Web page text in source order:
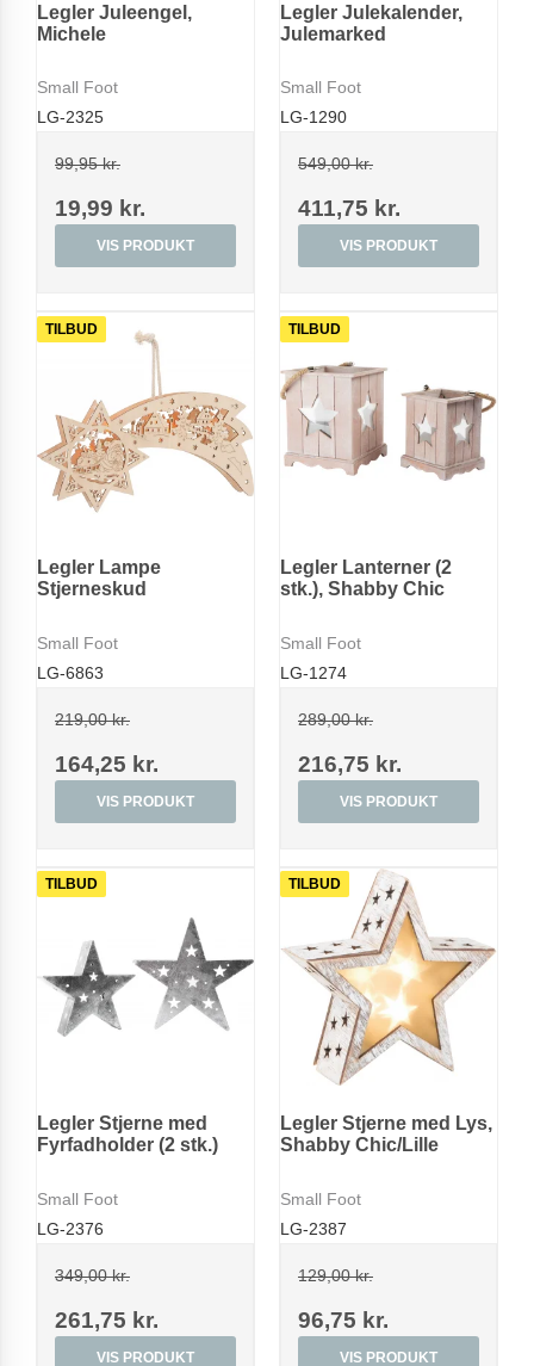
Legler Juleengel,
Michele
Small Foot
LG-2325
99,95 kr.
19,99 kr.
VIS PRODUKT
Legler Julekalender,
Julemarked
Small Foot
LG-1290
549,00 kr.
411,75 kr.
VIS PRODUKT
TILBUD
Legler Lampe
Stjerneskud
Small Foot
LG-6863
219,00 kr.
164,25 kr.
VIS PRODUKT
TILBUD
Legler Lanterner (2
stk.), Shabby Chic
Small Foot
LG-1274
289,00 kr.
216,75 kr.
VIS PRODUKT
TILBUD
Legler Stjerne med
Fyrfadholder (2 stk.)
Small Foot
LG-2376
349,00 kr.
261,75 kr.
VIS PRODUKT
TILBUD
Legler Stjerne med Lys,
Shabby Chic/Lille
Small Foot
LG-2387
129,00 kr.
96,75 kr.
VIS PRODUKT